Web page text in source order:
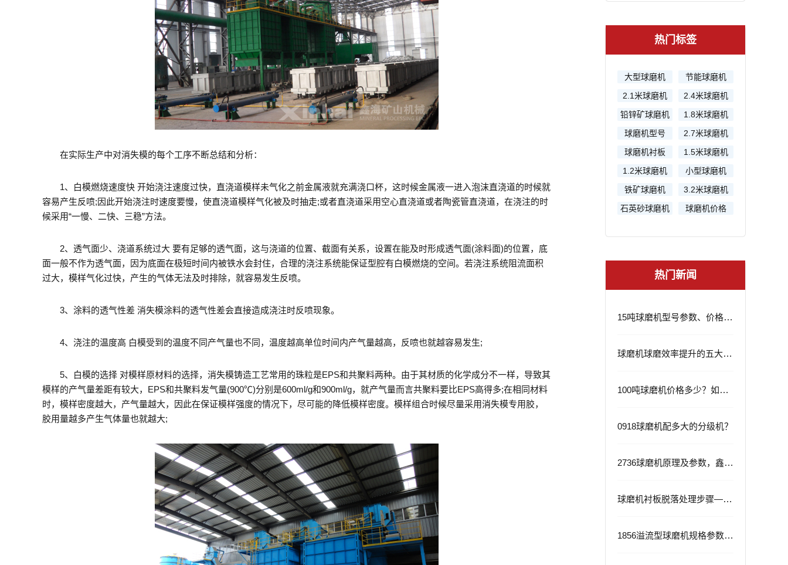
在实际生产中对消失模的每个工序不断总结和分析：
1、白模燃烧速度快 开始浇注速度过快，直浇道模样未气化之前金属液就充满浇口杯，这时候金属液一进入泡沫直浇道的时候就
容易产生反喷;因此开始浇注时速度要慢，使直浇道模样气化被及时抽走;或者直浇道采用空心直浇道或者陶瓷管直浇道，在浇注的时
候采用“一慢、二快、三稳”方法。
2、透气面少、浇道系统过大 要有足够的透气面，这与浇道的位置、截面有关系，设置在能及时形成透气面(涂料面)的位置，底
面一般不作为透气面，因为底面在极短时间内被铁水会封住，合理的浇注系统能保证型腔有白模燃烧的空间。若浇注系统阻流面积
过大，模样气化过快，产生的气体无法及时排除，就容易发生反喷。
3、涂料的透气性差 消失模涂料的透气性差会直接造成浇注时反喷现象。
4、浇注的温度高 白模受到的温度不同产气量也不同，温度越高单位时间内产气量越高，反喷也就越容易发生;
5、白模的选择 对模样原材料的选择，消失模铸造工艺常用的珠粒是EPS和共聚料两种。由于其材质的化学成分不一样，导致其
模样的产气量差距有较大，EPS和共聚料发气量(900℃)分别是600ml/g和900ml/g，就产气量而言共聚料要比EPS高得多;在相同材料
时，模样密度越大，产气量越大，因此在保证模样强度的情况下，尽可能的降低模样密度。模样组合时候尽量采用消失模专用胶，
胶用量越多产生气体量也就越大;
热门标签
大型球磨机
节能球磨机
2.1米球磨机
2.4米球磨机
铅锌矿球磨机
1.8米球磨机
球磨机型号
2.7米球磨机
球磨机衬板
1.5米球磨机
1.2米球磨机
小型球磨机
铁矿球磨机
3.2米球磨机
石英砂球磨机
球磨机价格
热门新闻
15吨球磨机型号参数、价格及应用领域
球磨机球磨效率提升的五大策略
100吨球磨机价格多少？如何选择？
0918球磨机配多大的分级机？
2736球磨机原理及参数，鑫海2736球磨机的优势
球磨机衬板脱落处理步骤——从根源解决问题
1856溢流型球磨机规格参数与应用